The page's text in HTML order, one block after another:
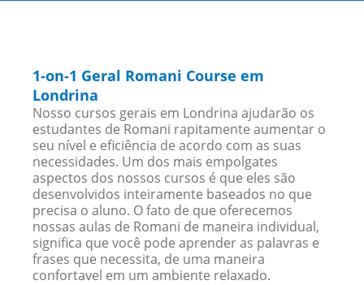
1-on-1 Geral Romani Course em
Londrina
Nosso cursos gerais em Londrina ajudarão os
estudantes de Romani rapitamente aumentar o
seu nível e eficiência de acordo com as suas
necessidades. Um dos mais empolgates
aspectos dos nossos cursos é que eles são
desenvolvidos inteiramente baseados no que
precisa o aluno. O fato de que oferecemos
nossas aulas de Romani de maneira individual,
significa que você pode aprender as palavras e
frases que necessita, de uma maneira
confortavel em um ambiente relaxado.